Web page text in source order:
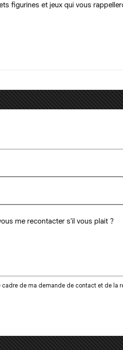
figurines et jeux qui vous
de ma demande de contact et de la